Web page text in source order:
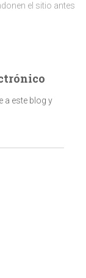
el sitio antes
a este blog y